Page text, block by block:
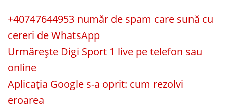
+40747644953 număr de spam care sună cu
cereri de WhatsApp
Urmărește Digi Sport 1 live pe telefon sau
online
Aplicația Google s-a oprit: cum rezolvi
eroarea